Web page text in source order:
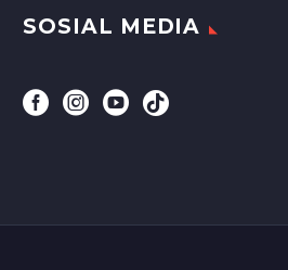
SOSIAL MEDIA